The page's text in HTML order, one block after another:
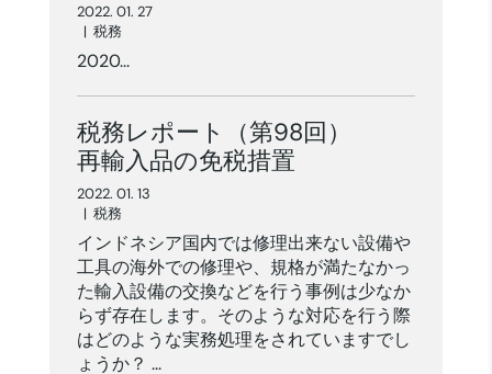
2022. 01. 27
| 税務
2020...
税務レポート（第98回）
再輸入品の免税措置
2022. 01. 13
| 税務
インドネシア国内では修理出来ない設備や
工具の海外での修理や、規格が満たなかっ
た輸入設備の交換などを行う事例は少なか
らず存在します。そのような対応を行う際
はどのような実務処理をされていますでし
ょうか？ ...